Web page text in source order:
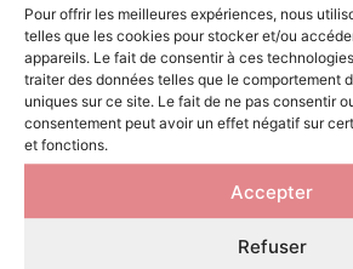
Pour offrir les meilleures expériences, nous
telles que les cookies pour stocker et/ou
appareils. Le fait de consentir à ces
traiter des données telles que le comportement
uniques sur ce site. Le fait de ne pas consentir
consentement peut avoir un effet négatif sur
et fonctions.
Accepter
Refuser
pour chien couleur fluo
Collier
pour
16,90